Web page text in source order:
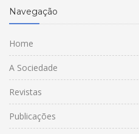
Navegação
Home
A Sociedade
Revistas
Publicações